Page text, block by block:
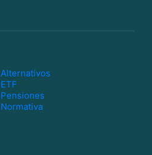
Alternativos
ETF
Pensiones
Normativa